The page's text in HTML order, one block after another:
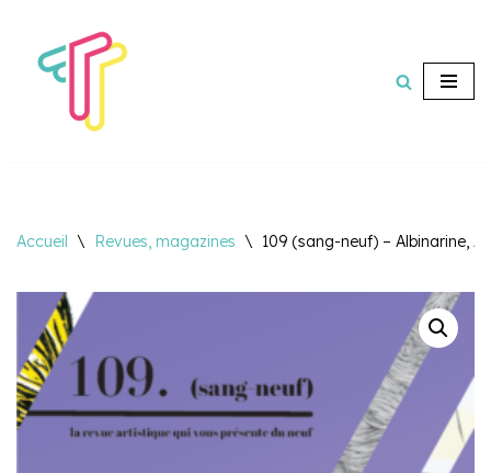
Aller
contenu
Accueil \ Revues, magazines \ 109 (sang-neuf) – Albinarine,